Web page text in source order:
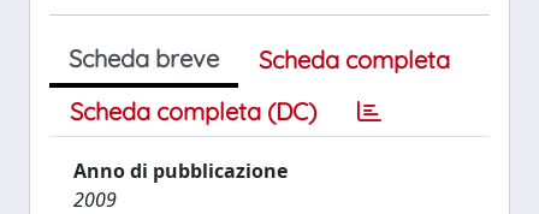
Scheda breve
Scheda completa
Scheda completa (DC)
Anno di pubblicazione
2009